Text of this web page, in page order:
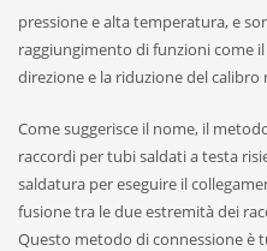
pressione e alta temperatura, e
raggiungimento di funzioni come
direzione e la riduzione del
Come suggerisce il nome, il
raccordi per tubi saldati a testa
saldatura per eseguire il
fusione tra le due estremità dei
Questo metodo di connessione è